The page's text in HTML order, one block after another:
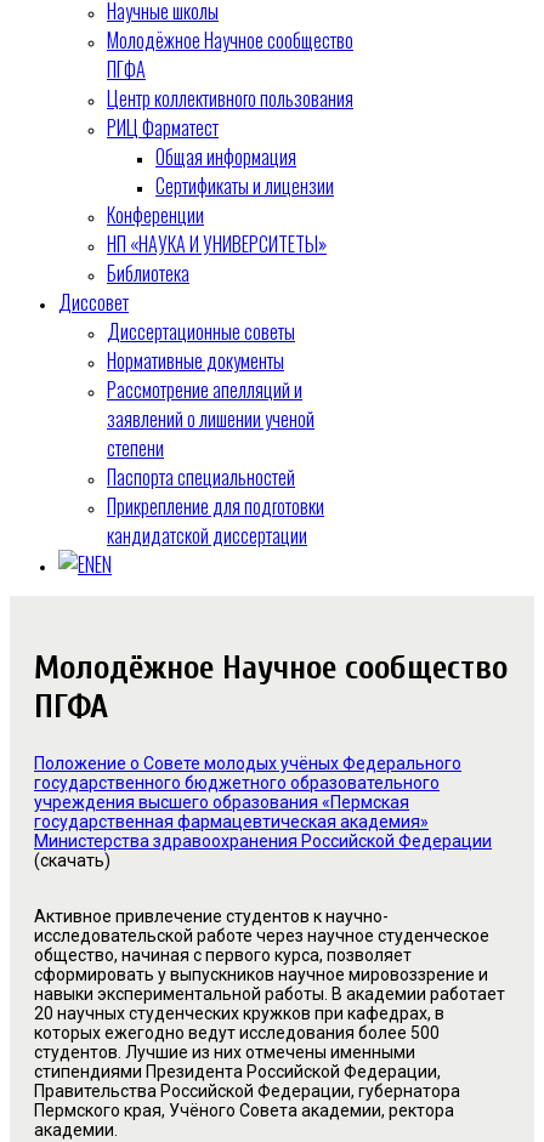
Научные школы
Молодёжное Научное сообщество
ПГФА
Центр коллективного пользования
РИЦ Фарматест
Общая информация
Сертификаты и лицензии
Конференции
НП «НАУКА И УНИВЕРСИТЕТЫ»
Библиотека
Диссовет
Диссертационные советы
Нормативные документы
Рассмотрение апелляций и
заявлений о лишении ученой
степени
Паспорта специальностей
Прикрепление для подготовки
кандидатской диссертации
EN
Молодёжное Научное сообщество
ПГФА
Положение о Совете молодых учёных Федерального
государственного бюджетного образовательного
учреждения высшего образования «Пермская
государственная фармацевтическая академия»
Министерства здравоохранения Российской Федерации
(скачать)
Активное привлечение студентов к научно-
исследовательской работе через научное студенческое
общество, начиная с первого курса, позволяет
сформировать у выпускников научное мировоззрение и
навыки экспериментальной работы. В академии работает
20 научных студенческих кружков при кафедрах, в
которых ежегодно ведут исследования более 500
студентов. Лучшие из них отмечены именными
стипендиями Президента Российской Федерации,
Правительства Российской Федерации, губернатора
Пермского края, Учёного Совета академии, ректора
академии.